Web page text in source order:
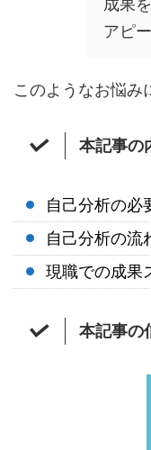
アピ
このようなお悩み
本記事の
自己分析の必
自己分析の流
現職での成果
本記事の